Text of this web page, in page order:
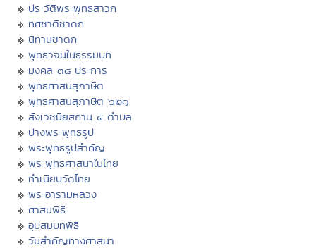
ประวัติพระพุทธสาวก
ทศชาติชาดก
นิทานชาดก
พุทธวจนในธรรมบท
มงคล ๓๘ ประการ
พุทธศาสนสุภาษิต
พุทธศาสนสุภาษิต ๖๒๑
สังเวชนียสถาน ๔ ตำบล
ปางพระพุทธรูป
พระพุทธรูปสำคัญ
พระพุทธศาสนาในไทย
ทำเนียบวัดไทย
พระอารามหลวง
ศาสนพิธี
อุปสมบทพิธี
วันสำคัญทางศาสนา